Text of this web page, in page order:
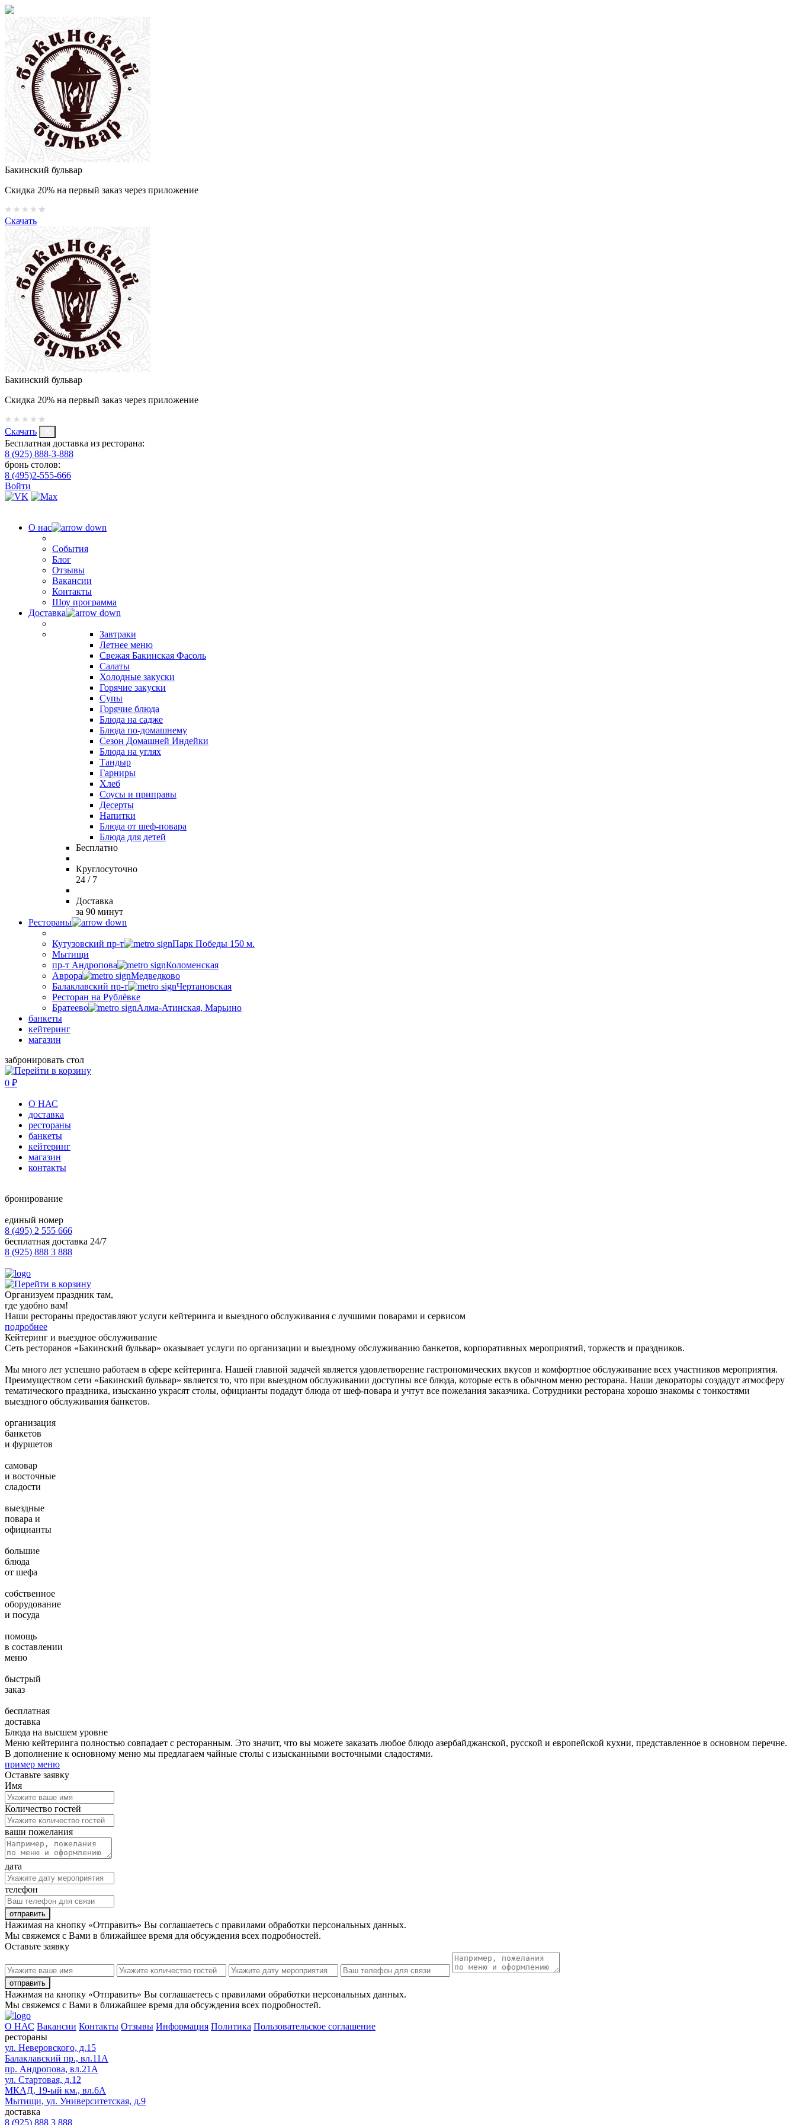
Бакинский бульвар
Скидка 20% на первый заказ через приложение
Скачать
Бакинский бульвар
Скидка 20% на первый заказ через приложение
Скачать
Бесплатная доставка из ресторана:
8 (925) 888-3-888
бронь столов:
8 (495)2-555-666
Войти
О нас
События
Блог
Отзывы
Вакансии
Контакты
Шоу программа
Доставка
Завтраки
Летнее меню
Свежая Бакинская Фасоль
Салаты
Холодные закуски
Горячие закуски
Супы
Горячие блюда
Блюда на садже
Блюда по-домашнему
Сезон Домашней Индейки
Блюда на углях
Тандыр
Гарниры
Хлеб
Соусы и приправы
Десерты
Напитки
Блюда от шеф-повара
Блюда для детей
Бесплатно
Круглосуточно
24 / 7
Доставка
за 90 минут
Рестораны
Кутузовский пр-т
Парк Победы 150 м.
Мытищи
пр-т Андропова
Коломенская
Аврора
Медведково
Балаклавский пр-т
Чертановская
Ресторан на Рублёвке
Братеево
Алма-Атинская, Марьино
банкеты
кейтеринг
магазин
забронировать стол
0 ₽
О НАС
доставка
рестораны
банкеты
кейтеринг
магазин
контакты
бронирование
единый номер
8 (495) 2 555 666
бесплатная доставка 24/7
8 (925) 888 3 888
Организуем праздник там,
где удобно вам!
Наши рестораны предоставляют услуги кейтеринга и выездного обслуживания с лучшими поварами и сервисом
подробнее
Кейтеринг и выездное обслуживание
Сеть ресторанов «Бакинский бульвар» оказывает услуги по организации и выездному обслуживанию банкетов, корпоративных мероприятий, торжеств и праздников.
Мы много лет успешно работаем в сфере кейтеринга. Нашей главной задачей является удовлетворение гастрономических вкусов и комфортное обслуживание всех участников мероприятия.
Преимуществом сети «Бакинский бульвар» является то, что при выездном обслуживании доступны все блюда, которые есть в обычном меню ресторана. Наши декораторы создадут атмосферу
тематического праздника, изысканно украсят столы, официанты подадут блюда от шеф-повара и учтут все пожелания заказчика. Сотрудники ресторана хорошо знакомы с тонкостями
выездного обслуживания банкетов.
организация
банкетов
и фуршетов
самовар
и восточные
сладости
выездные
повара и
официанты
большие
блюда
от шефа
собственное
оборудование
и посуда
помощь
в составлении
меню
быстрый
заказ
бесплатная
доставка
Блюда на высшем уровне
Меню кейтеринга полностью совпадает с ресторанным. Это значит, что вы можете заказать любое блюдо азербайджанской, русской и европейской кухни, представленное в основном перечне.
В дополнение к основному меню мы предлагаем чайные столы с изысканными восточными сладостями.
пример меню
Оставьте заявку
Имя
Количество гостей
ваши пожелания
дата
телефон
отправить
Нажимая на кнопку «Отправить» Вы соглашаетесь с правилами обработки персональных данных.
Мы свяжемся с Вами в ближайшее время для обсуждения всех подробностей.
Оставьте заявку
отправить
Нажимая на кнопку «Отправить» Вы соглашаетесь с правилами обработки персональных данных.
Мы свяжемся с Вами в ближайшее время для обсуждения всех подробностей.
О НАС Вакансии Контакты Отзывы Информация Политика Пользовательское соглашение
рестораны
ул. Неверовского, д.15
Балаклавский пр., вл.11А
пр. Андропова, вл.21А
ул. Стартовая, д.12
МКАД, 19-ый км., вл.6А
Мытищи, ул. Университетская, д.9
доставка
8 (925) 888 3 888